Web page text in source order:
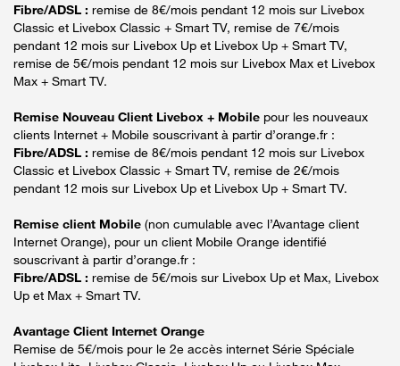
Fibre/ADSL : remise de 8€/mois pendant 12 mois sur Livebox
Classic et Livebox Classic + Smart TV, remise de 7€/mois
pendant 12 mois sur Livebox Up et Livebox Up + Smart TV,
remise de 5€/mois pendant 12 mois sur Livebox Max et Livebox
Max + Smart TV.
Remise Nouveau Client Livebox + Mobile pour les nouveaux
clients Internet + Mobile souscrivant à partir d’orange.fr :
Fibre/ADSL : remise de 8€/mois pendant 12 mois sur Livebox
Classic et Livebox Classic + Smart TV, remise de 2€/mois
pendant 12 mois sur Livebox Up et Livebox Up + Smart TV.
Remise client Mobile (non cumulable avec l’Avantage client
Internet Orange), pour un client Mobile Orange identifié
souscrivant à partir d’orange.fr :
Fibre/ADSL : remise de 5€/mois sur Livebox Up et Max, Livebox
Up et Max + Smart TV.
Avantage Client Internet Orange
Remise de 5€/mois pour le 2e accès internet Série Spéciale